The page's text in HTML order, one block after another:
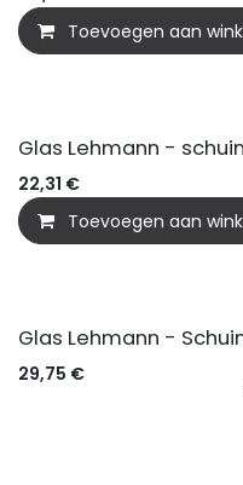
Toevoegen aan
Glas Lehmann -
22,31 €
Toevoegen aan
Glas Lehmann -
29,75 €